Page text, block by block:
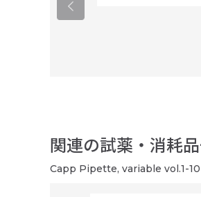
関連の試薬・消耗
Capp Pipette, variable vol.1-